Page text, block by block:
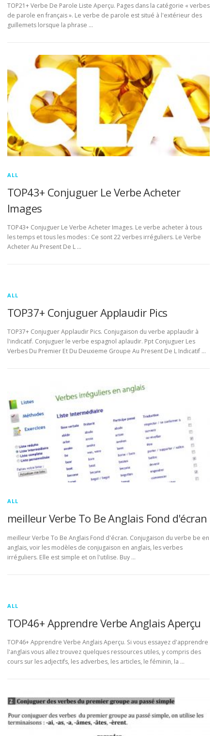
TOP21+ Verbe De Parole Liste Aperçu. Pages dans la catégorie « verbes
de parole en français ». Le verbe de parole est situé à l'extérieur des
guillemets lorsque la phrase …
ALL
TOP43+ Conjuguer Le Verbe Acheter
Images
TOP43+ Conjuguer Le Verbe Acheter Images. Le verbe acheter à tous
les temps et tous les modes : Ce sont 22 verbes irréguliers. Le Verbe
Acheter Au Present De L …
ALL
TOP37+ Conjuguer Applaudir Pics
TOP37+ Conjuguer Applaudir Pics. Conjugaison du verbe applaudir à
l'indicatif. Conjuguer le verbe espagnol aplaudir. Ppt Conjuguer Les
Verbes Du Premier Et Du Deuxieme Groupe Au Present De L Indicatif …
ALL
meilleur Verbe To Be Anglais Fond d'écran
meilleur Verbe To Be Anglais Fond d'écran. Conjugaison du verbe be en
anglais, voir les modèles de conjugaison en anglais, les verbes
irréguliers. Elle est simple et on l'utilise. Buy …
ALL
TOP46+ Apprendre Verbe Anglais Aperçu
TOP46+ Apprendre Verbe Anglais Aperçu. Si vous essayez d'apprendre
l'anglais vous allez trouvez quelques ressources utiles, y compris des
cours sur les adjectifs, les adverbes, les articles, le féminin, la …